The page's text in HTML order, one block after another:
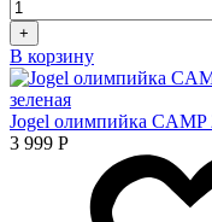
+
В корзину
Jogel олимпийка CAMP
3 999 Р